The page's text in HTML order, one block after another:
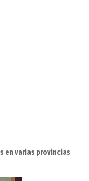
en varias provincias